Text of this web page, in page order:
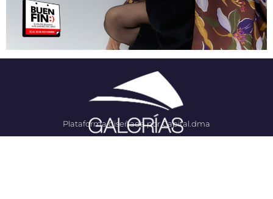
Plataforma diseñada por Capital.dma